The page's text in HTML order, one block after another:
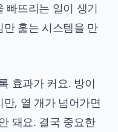
빠뜨리는 일이 생기
훑는 시스템을 만
효과가 커요. 방이
, 열 개가 넘어가면
돼요. 결국 중요한